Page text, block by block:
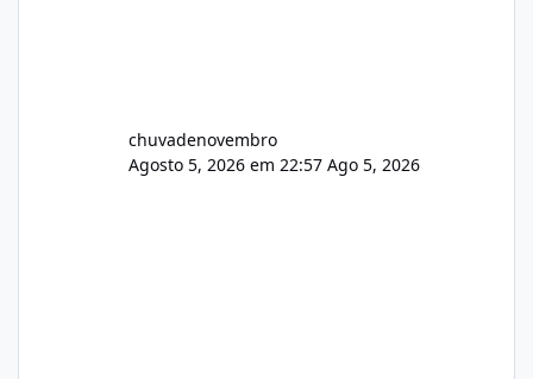
chuvadenovembro
Agosto 5, 2026 em 22:57 Ago 5, 2026